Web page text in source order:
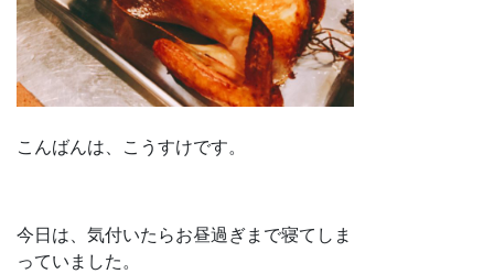
こんばんは、こうすけです。
今日は、気付いたらお昼過ぎまで寝てしま
っていました。